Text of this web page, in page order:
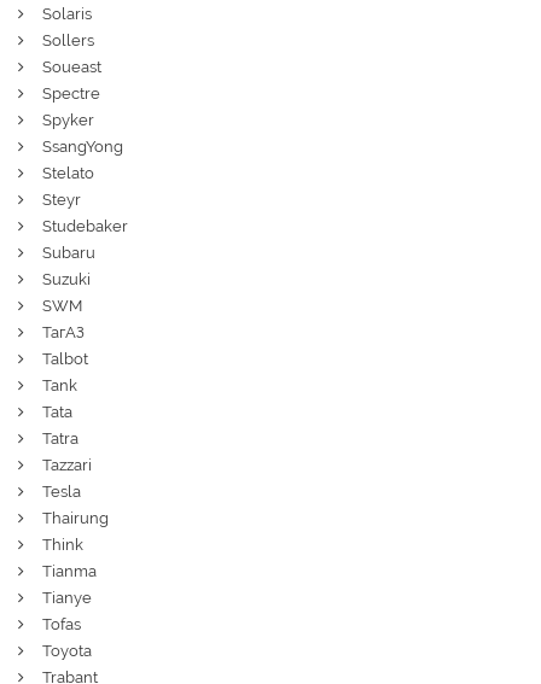
Solaris
Sollers
Soueast
Spectre
Spyker
SsangYong
Stelato
Steyr
Studebaker
Subaru
Suzuki
SWM
ТагАЗ
Talbot
Tank
Tata
Tatra
Tazzari
Tesla
Thairung
Think
Tianma
Tianye
Tofas
Toyota
Trabant